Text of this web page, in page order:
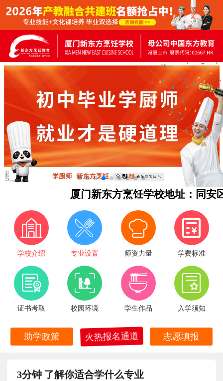
厦门新东方烹饪学校地址：同安区
学校介绍 专业设置 师资力量 学费标准
证书考取 校园环境 学生作品 入学须知
助学政策 火热报名通道 志愿填报
3分钟 了解你适合学什么专业